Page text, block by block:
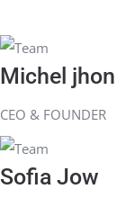
Michel jhon
CEO & FOUNDER
Sofia Jow